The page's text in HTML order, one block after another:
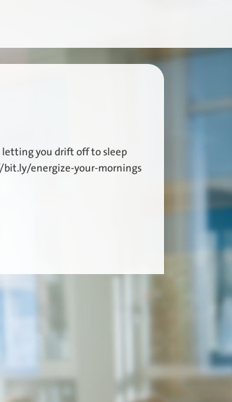
letting you drift off to sleep
bit.ly/energize-your-mornings